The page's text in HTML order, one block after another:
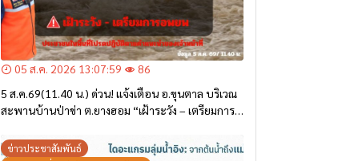
05 ส.ค. 2026 13:07:59
86
5 ส.ค.69(11.40 น.) ด่วน! แจ้งเตือน อ.ขุนตาล บริเวณ
สะพานบ้านป่าข่า ต.ยางฮอม “เฝ้าระวัง – เตรียมการ
ข่าวประชาสัมพันธ์